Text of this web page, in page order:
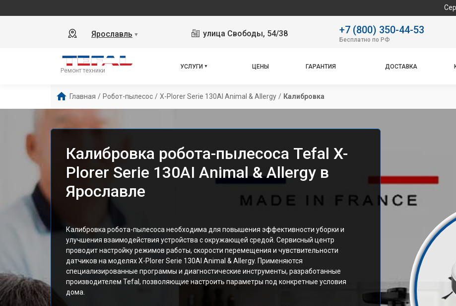
Сервисный
Ярославль ▼ улица Свободы, 54/38 +7 (800) 350-44-53
Бесплатно по РФ
Ремонт техники
УСЛУГИ ЦЕНЫ ГАРАНТИЯ ДОСТАВКА
Главная / Робот-пылесос / X-Plorer Serie 130AI Animal & Allergy / Калибровка
Калибровка робота-пылесоса Tefal X-
Plorer Serie 130AI Animal & Allergy в
Ярославле
Калибровка робота-пылесоса необходима для повышения эффективности уборки и
улучшения взаимодействия устройства с окружающей средой. Сервисный центр
проводит настройку режимов работы, скорости перемещения и чувствительности
датчиков на моделях X-Plorer Serie 130AI Animal & Allergy. Применяются
специализированные программы и диагностические инструменты, разработанные
производителем Tefal, позволяющие настроить параметры под конкретные условия
дома.